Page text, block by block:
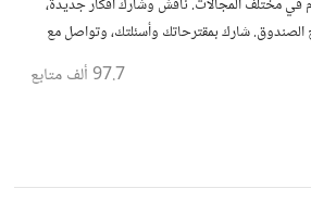
في مختلف المجالات. ناقش وشارك أفكار جديدة،
الصندوق. شارك بمقترحاتك وأسئلتك، وتواصل مع
97.7 ألف متابع